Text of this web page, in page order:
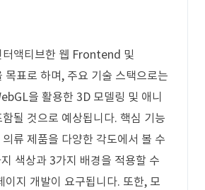
터액티브한 웹 Frontend 및
표로 하며, 주요 기술 스택으로는
을 활용한 3D 모델링 및 애니
될 것으로 예상됩니다. 핵심 기능
류 제품을 다양한 각도에서 볼 수
색상과 3가지 배경을 적용할 수
이지 개발이 요구됩니다. 또한, 모